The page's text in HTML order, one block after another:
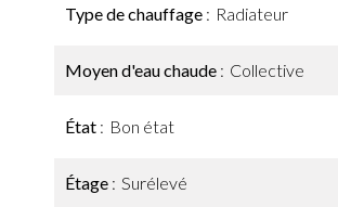
Type de chauffage Radiateur
Moyen d'eau chaude Collective
État Bon état
Étage Surélevé